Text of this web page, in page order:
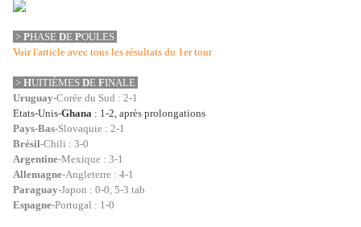
> PHASE DE POULES
Voir l'article avec tous les résultats du 1er tour
> HUITIÈMES DE FINALE
Uruguay-Corée du Sud : 2-1
Etats-Unis-Ghana : 1-2, après prolongations
Pays-Bas-Slovaquie : 2-1
Brésil-Chili : 3-0
Argentine-Mexique : 3-1
Allemagne-Angleterre : 4-1
Paraguay-Japon : 0-0, 5-3 tab
Espagne-Portugal : 1-0